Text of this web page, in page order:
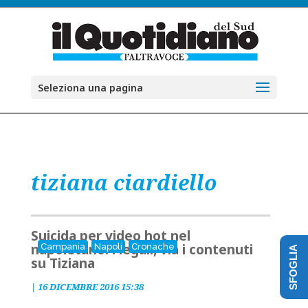
Seleziona una pagina
tiziana ciardiello
Campania Napoli Cronache
Suicida per video hot nel
napoletano: i legali, via i contenuti
su Tiziana
| 16 DICEMBRE 2016 15:38 SFOGLIA